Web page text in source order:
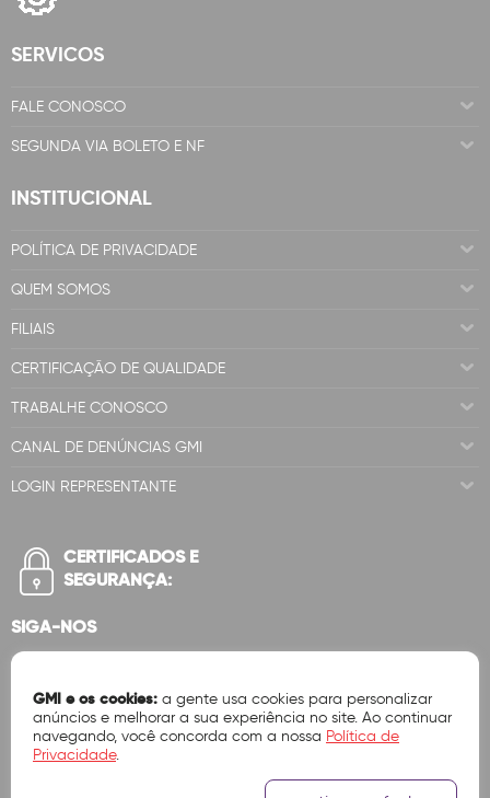
SERVICOS
FALE CONOSCO
SEGUNDA VIA BOLETO E NF
INSTITUCIONAL
POLÍTICA DE PRIVACIDADE
QUEM SOMOS
FILIAIS
CERTIFICAÇÃO DE QUALIDADE
TRABALHE CONOSCO
CANAL DE DENÚNCIAS GMI
LOGIN REPRESENTANTE
CERTIFICADOS E
SEGURANÇA:
SIGA-NOS
GMI e os cookies: a gente usa cookies para personalizar
anúncios e melhorar a sua experiência no site. Ao continuar
navegando, você concorda com a nossa Política de
Privacidade.